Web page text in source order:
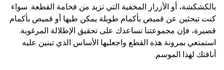
بالكشكشة، أو الأزرار المخفية التي تزيد من فخامة القطعة. سواء
كنت تبحثين عن قميص بأكمام طويلة يمكن طيها أو قميص بأكمام
قصيرة، فإن مجموعتنا تساعدك على تحقيق الإطلالة المرغوبة.
استمتعي بمرونة هذه القطع واجعليها الأساس الذي تبنين عليه
أناقتك لهذا الموسم.